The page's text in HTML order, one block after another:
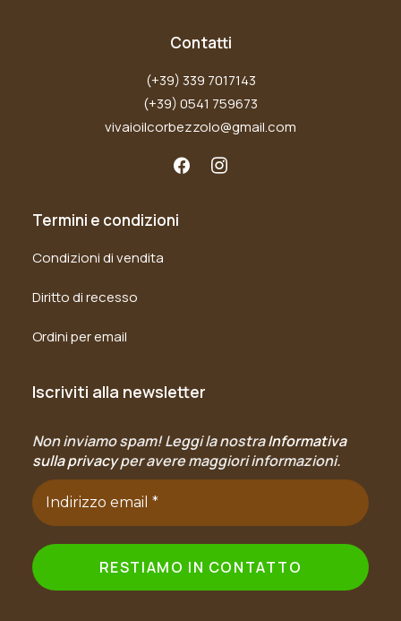
Contatti
(+39) 339 7017143
(+39) 0541 759673
vivaioilcorbezzolo@gmail.com
Termini e condizioni
Condizioni di vendita
Diritto di recesso
Ordini per email
Iscriviti alla newsletter
Non inviamo spam! Leggi la nostraInformativa
sulla privacyper avere maggiori informazioni.